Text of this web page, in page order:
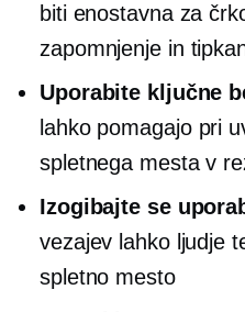
biti enostavna za
zapomnjenje in
Uporabite ključne
lahko pomagajo pri
spletnega mesta v
Izogibajte se
vezajev lahko ljudje
spletno mesto